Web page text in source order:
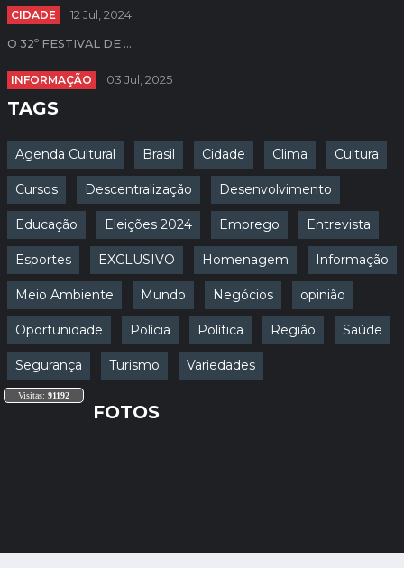
CIDADE 12 Jul, 2024
O 32º FESTIVAL DE ...
INFORMAÇÃO 03 Jul, 2025
TAGS
Agenda Cultural Brasil Cidade Clima Cultura
Cursos Descentralização Desenvolvimento
Educação Eleições 2024 Emprego Entrevista
Esportes EXCLUSIVO Homenagem Informação
Meio Ambiente Mundo Negócios opinião
Oportunidade Polícia Política Região Saúde
Segurança Turismo Variedades
Visitas: 91192
FOTOS